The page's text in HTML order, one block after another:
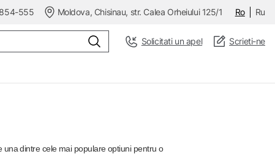
555 Moldova, Chisinau, str. Calea Orheiului 125/1 Ro Ru
Solicitati un apel Scrieti-ne
una dintre cele mai populare optiuni pentru o